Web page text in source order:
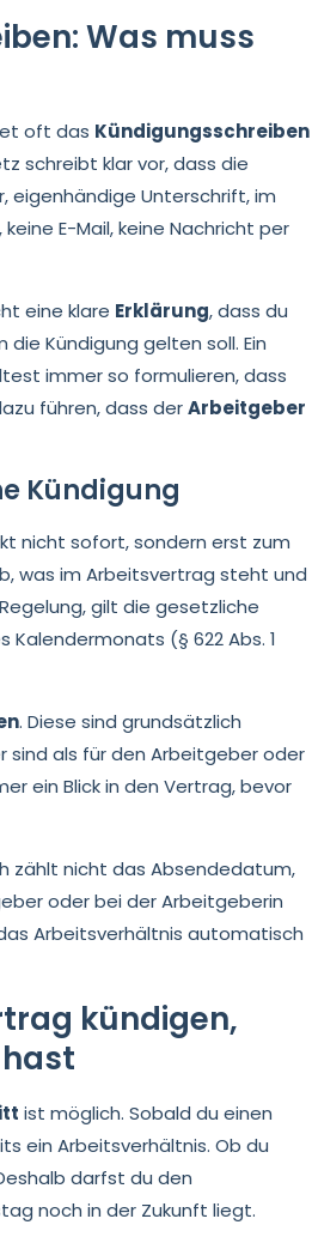
Was muss
oft das Kündigungsschreiben
schreibt klar vor, dass die
eigenhändige Unterschrift, im
E-Mail, keine Nachricht per
eine klare Erklärung, dass du
Kündigung gelten soll. Ein
immer so formulieren, dass
führen, dass derArbeitgeber
Kündigung
nicht sofort, sondern erst zum
was im Arbeitsvertrag steht und
gilt die gesetzliche
Kalendermonats (§ 622 Abs. 1
. Diese sind grundsätzlich
sind als für den Arbeitgeber oder
ein Blick in den Vertrag, bevor
zählt nicht das Absendedatum,
oder bei der Arbeitgeberin
Arbeitsverhältnis automatisch
kündigen,
ist möglich. Sobald du einen
ein Arbeitsverhältnis. Ob du
darfst du den
noch in der Zukunft liegt.